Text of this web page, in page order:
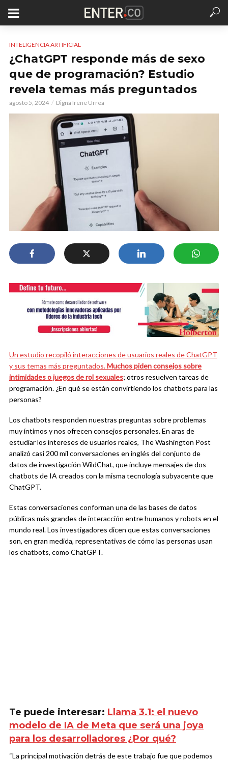
INTELIGENCIA ARTIFICIAL
¿ChatGPT responde más de sexo
que de programación? Estudio
revela temas más preguntados
agosto 5, 2024 Digna Irene Urrea
Un estudio recopiló interacciones de usuarios reales de ChatGPT
y sus temas más preguntados.Muchos piden consejos sobre
intimidades o juegos de rol sexuales; otros resuelven tareas de
programación. ¿En qué se están convirtiendo los chatbots para las
personas?
Los chatbots responden nuestras preguntas sobre problemas
muy íntimos y nos ofrecen consejos personales. En aras de
estudiar los intereses de usuarios reales, The Washington Post
analizó casi 200 mil conversaciones en inglés del conjunto de
datos de investigación WildChat, que incluye mensajes de dos
chatbots de IA creados con la misma tecnología subyacente que
ChatGPT.
Estas conversaciones conforman una de las bases de datos
públicas más grandes de interacción entre humanos y robots en el
mundo real. Los investigadores dicen que estas conversaciones
son, en gran medida, representativas de cómo las personas usan
los chatbots, como ChatGPT.
Te puede interesar: Llama 3.1: el nuevo
modelo de IA de Meta que será una joya
para los desarrolladores ¿Por qué?
“La principal motivación detrás de este trabajo fue que podemos